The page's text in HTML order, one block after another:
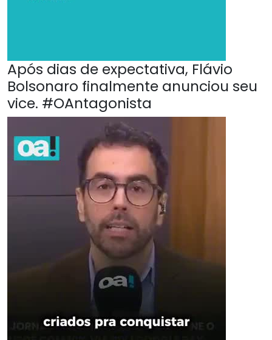
Após dias de expectativa, Flávio
Bolsonaro finalmente anunciou seu
vice. #OAntagonista